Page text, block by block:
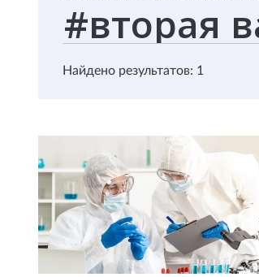
Найдено результатов: 1